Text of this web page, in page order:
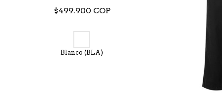
$499.900 COP
Blanco (BLA)